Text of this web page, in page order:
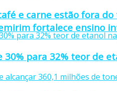
fortalece ensino
e carne estão fora
30% para 32% teor de